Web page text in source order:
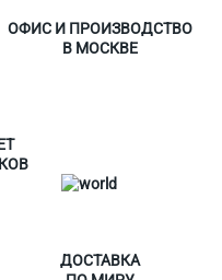
ОФИС И ПРОИЗВОДСТВО
В МОСКВЕ
ДОСТАВКА